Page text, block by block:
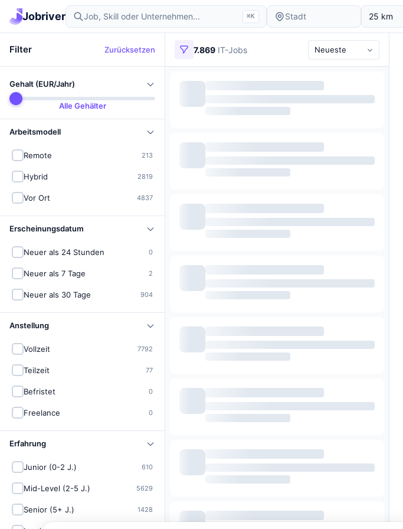
Jobriver ⌘K
Filter Zurücksetzen
Gehalt (EUR/Jahr)
Alle Gehälter
Arbeitsmodell
Remote 213
Hybrid 2819
Vor Ort 4837
Erscheinungsdatum
Neuer als 24 Stunden 0
Neuer als 7 Tage 2
Neuer als 30 Tage 904
Anstellung
Vollzeit 7792
Teilzeit 77
Befristet 0
Freelance 0
Erfahrung
Junior (0-2 J.) 610
Mid-Level (2-5 J.) 5629
Senior (5+ J.) 1428
7.869 IT-Jobs